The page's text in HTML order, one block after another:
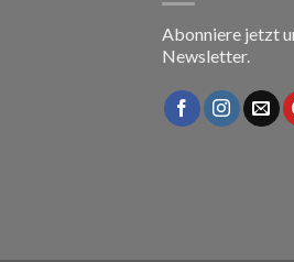
Abonniere jetzt
Newsletter.